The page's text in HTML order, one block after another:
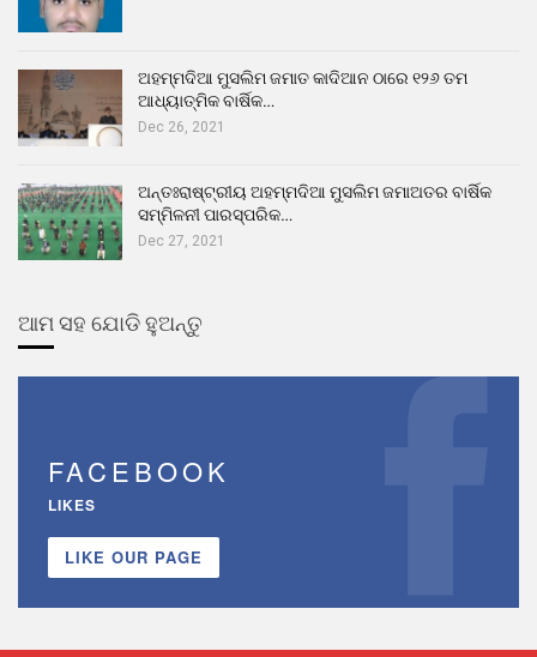
ଅହମ୍ମଦିଆ ମୁସଲିମ ଜମାତ କାଦିଆନ ଠାରେ ୧୨୬ ତମ
ଆଧ୍ୟାତ୍ମିକ ବାର୍ଷିକ…
Dec 26, 2021
ଅନ୍ତଃରାଷ୍ଟ୍ରୀୟ ଅହମ୍ମଦିଆ ମୁସଲିମ ଜମାଅତର ବାର୍ଷିକ
ସମ୍ମିଳନୀ ପାରସ୍ପରିକ…
Dec 27, 2021
ଆମ ସହ ଯୋଡି ହୁଅନ୍ତୁ
FACEBOOK
LIKES
LIKE OUR PAGE